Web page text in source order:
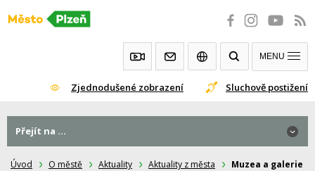
Přeskočit
Zjednodušené zobrazení Sluchově postižení
MENU
Úvod O městě Aktuality Aktuality z města
Muzea a galerie
Přejít na ...